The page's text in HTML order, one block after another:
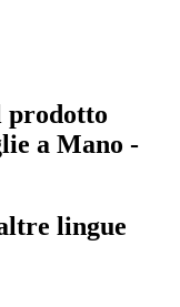
prodotto
a Mano -
lingue